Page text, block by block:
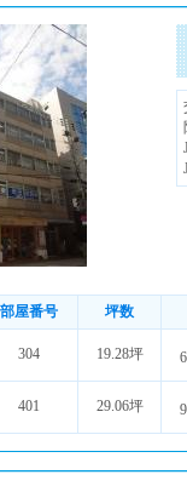
部屋番号 坪数
304 19.28坪
401 29.06坪